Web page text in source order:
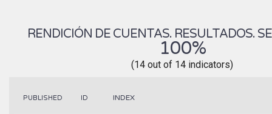
RENDICIÓN DE CUENTAS. RESULTADOS.
100%
(14 out of 14 indicators)
PUBLISHED ID INDEX